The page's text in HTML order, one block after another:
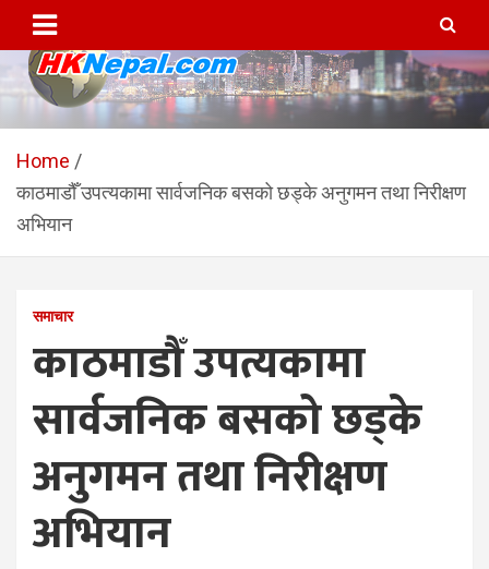
content
HKNepal.com – हङकङबाट
सञ्चालित पहिलो नेपाली अनलाईन
पत्रिका
hknepal, hknepal.com, hk nepal, hk nepal com
Home
काठमाडौँ उपत्यकामा सार्वजनिक बसको छड्के अनुगमन तथा निरीक्षण
अभियान
समाचार
काठमाडौँ उपत्यकामा
सार्वजनिक बसको छड्के
अनुगमन तथा निरीक्षण
अभियान